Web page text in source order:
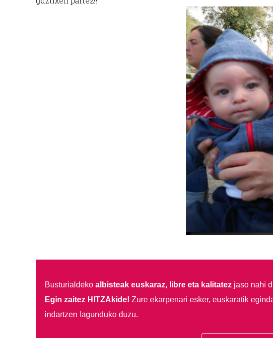
Busturialdeko albisteak euskaraz, libre eta kalitatezjaso nahi
Egin zaitez HITZAkide! Zure ekarpenari esker, euskaratik
indartzen lagunduko duzu.